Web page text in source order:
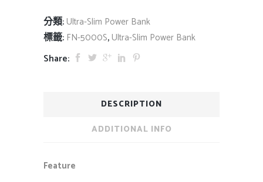
分類: Ultra-Slim Power Bank
標籤: FN-5000S, Ultra-Slim Power Bank
Share:
DESCRIPTION
ADDITIONAL INFO
Feature